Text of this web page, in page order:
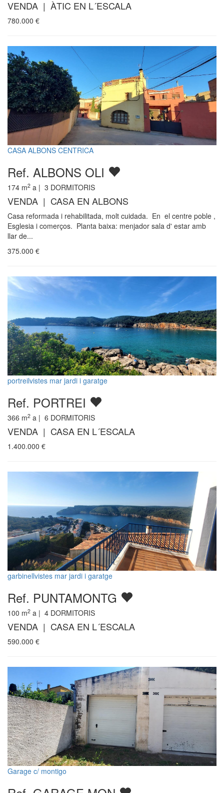
VENDA | ÀTIC EN L´ESCALA
780.000 €
CASA ALBONS CENTRICA
Ref. ALBONS OLI
174 m2 a | 3 DORMITORIS
VENDA | CASA EN ALBONS
Casa reformada i rehabilitada, molt cuidada. En el centre poble ,
Esglesia i comerços. Planta baixa: menjador sala d' estar amb
llar de...
375.000 €
portreilvistes mar jardi i garatge
Ref. PORTREI
366 m2 a | 6 DORMITORIS
VENDA | CASA EN L´ESCALA
1.400.000 €
garbinellvistes mar jardi i garatge
Ref. PUNTAMONTG
100 m2 a | 4 DORMITORIS
VENDA | CASA EN L´ESCALA
590.000 €
Garage c/ montigo